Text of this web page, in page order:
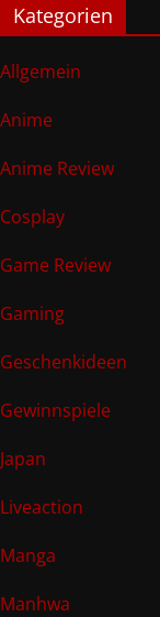
Kategorien
Allgemein
Anime
Anime Review
Cosplay
Game Review
Gaming
Geschenkideen
Gewinnspiele
Japan
Liveaction
Manga
Manhwa